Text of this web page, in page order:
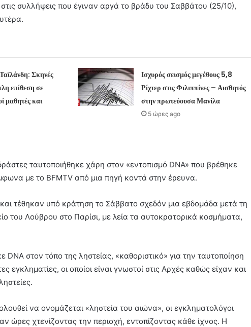
συλλήψεις που έγιναν αργά το βράδυ του Σαββάτου (25/10),
Σκηνές
επίθεση σε
μαθητές και
Ισχυρός σεισμός μεγέθους 5,8
Ρίχτερ στις Φιλιππίνες – Αισθητός
στην πρωτεύουσα Μανίλα
5 ώρες ago
ταυτοποιήθηκε χάρη στον «εντοπισμό DNA» που βρέθηκε
με το BFMTV από μια πηγή κοντά στην έρευνα.
τέθηκαν υπό κράτηση το Σάββατο σχεδόν μια εβδομάδα μετά τη
του Λούβρου στο Παρίσι, με λεία τα αυτοκρατορικά κοσμήματα,
στον τόπο της ληστείας, «καθοριστικό» για την ταυτοποίηση
εγκληματίες, οι οποίοι είναι γνωστοί στις Αρχές καθώς είχαν και
να ονομάζεται «ληστεία του αιώνα», οι εγκληματολόγοι
ώρες χτενίζοντας την περιοχή, εντοπίζοντας κάθε ίχνος. Η